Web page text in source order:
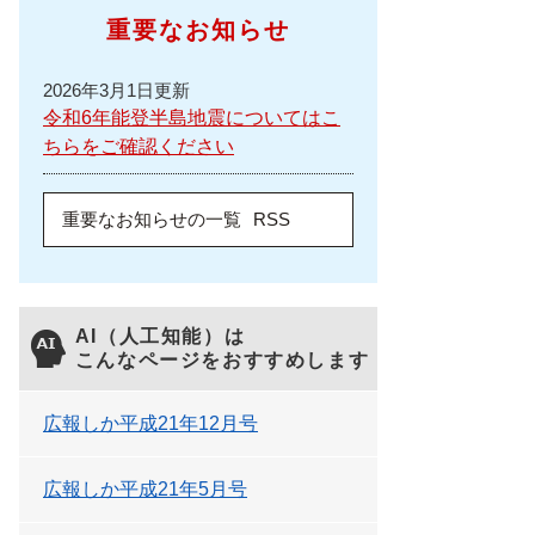
重要なお知らせ
2026年3月1日更新
令和6年能登半島地震についてはこ
ちらをご確認ください
重要なお知らせの一覧 RSS
AI（人工知能）は
こんなページをおすすめします
広報しか平成21年12月号
広報しか平成21年5月号